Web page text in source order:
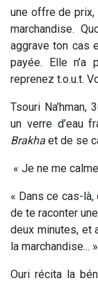
une offre de
marchandise.
aggrave ton cas
payée. Elle
reprenez t.o.u.t.
Tsouri
un verre d’eau
Brakha et de se
« Je ne me
« Dans ce cas-là,
de te raconter
deux minutes, et
la marchandise... »
Ouri récita la